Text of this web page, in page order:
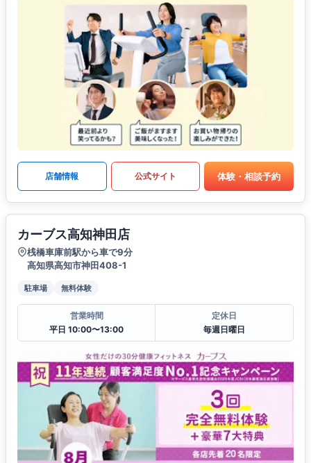
店舗情報 公式サイト 体験・相談予約
カーブス高知神田店
桟橋車庫前駅から車で9分
高知県高知市神田408-1
駐車場 無料体験
営業時間
平日 10:00〜13:00
定休日
毎週日曜日